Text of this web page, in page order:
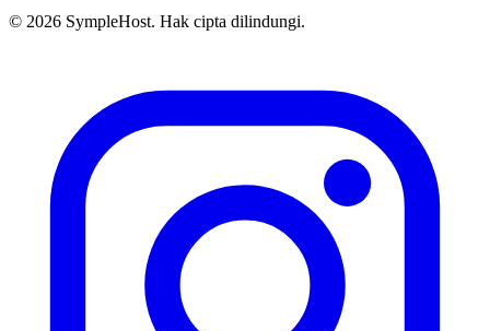
© 2026 SympleHost. Hak cipta dilindungi.